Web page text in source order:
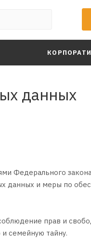
данных
Федерального
данных и меры по
прав и
семейную тайну.